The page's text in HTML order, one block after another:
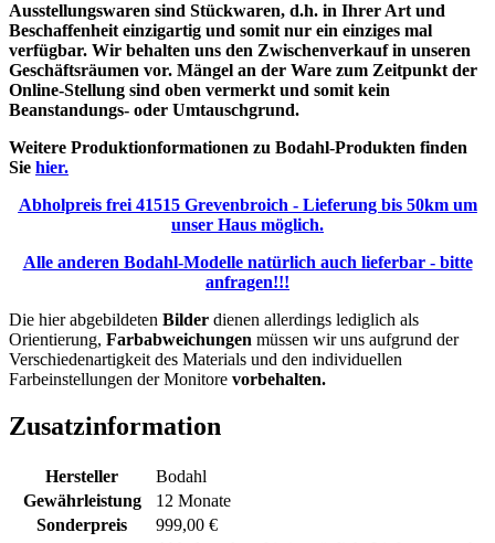
Ausstellungswaren sind Stückwaren, d.h. in Ihrer Art und
Beschaffenheit einzigartig und somit nur ein einziges mal
verfügbar. Wir behalten uns den Zwischenverkauf in unseren
Geschäftsräumen vor. Mängel an der Ware zum Zeitpunkt der
Online-Stellung sind oben vermerkt und somit kein
Beanstandungs- oder Umtauschgrund.
Weitere Produktionformationen zu Bodahl-Produkten finden
Sie hier.
Abholpreis frei 41515 Grevenbroich - Lieferung bis 50km um
unser Haus möglich.
Alle anderen Bodahl-Modelle natürlich auch lieferbar - bitte
anfragen!!!
Die hier abgebildeten Bilder dienen allerdings lediglich als
Orientierung, Farbabweichungen müssen wir uns aufgrund der
Verschiedenartigkeit des Materials und den individuellen
Farbeinstellungen der Monitore vorbehalten.
Zusatzinformation
Hersteller
Bodahl
Gewährleistung
12 Monate
Sonderpreis
999,00 €